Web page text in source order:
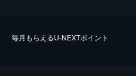
毎⽉もらえるU-NEXTポイント